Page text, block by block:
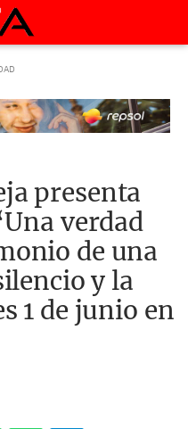
presenta
verdad
de una
y la
1 de junio en